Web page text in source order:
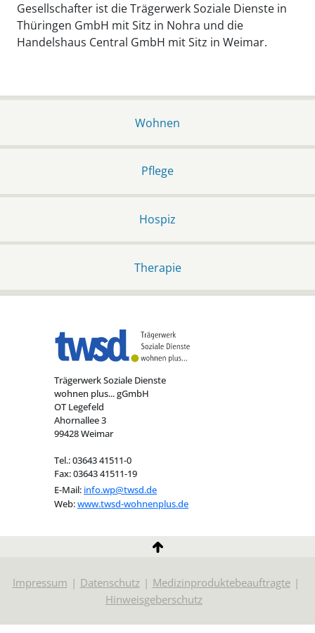
Gesellschafter ist die Trägerwerk Soziale Dienste in
Thüringen GmbH mit Sitz in Nohra und die
Handelshaus Central GmbH mit Sitz in Weimar.
Wohnen
Pflege
Hospiz
Therapie
Trägerwerk Soziale Dienste
wohnen plus... gGmbH
OT Legefeld
Ahornallee 3
99428 Weimar
Tel.: 03643 41511-0
Fax: 03643 41511-19
E-Mail: info.wp@twsd.de
Web:www.twsd-wohnenplus.de
Impressum Datenschutz
Medizinproduktebeauftragte
Hinweisgeberschutz